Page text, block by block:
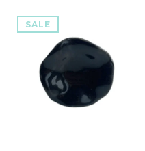
SALE